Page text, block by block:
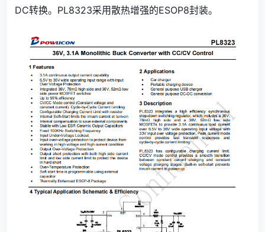
DC转换。PL8323采用散热增强的ESOP8封装。